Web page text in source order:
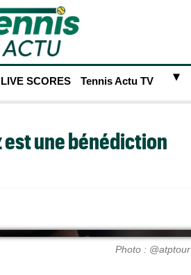
LIVE SCORES Tennis Actu TV ►
est une bénédiction
Photo : @atptour